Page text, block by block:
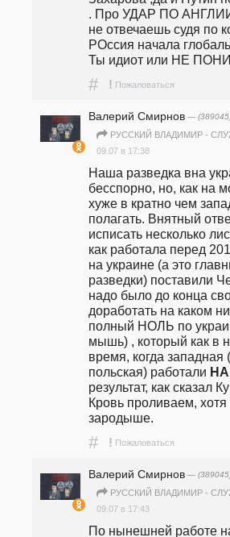
. Про УДАР ПО
не отвечаешь судя по
РОссия начала
Ты идиот или НЕ
# ! Пожаловаться
Валерий Смирнов —
РУССКИЙ ВЛАДИМИР -
09.07 в 17:38
Наша разведка вна
бесспорно, но, как на
хуже в кратно чем
полагать. Внятный
исписать несколько
как работала перед
на украине (а это
разведки) поставили
надо было до конца
доработать на каком
полный НОЛЬ по
мышь) , который как в
время, когда
польская) работали
результат, как сказал
Кровь проливаем, хотя
зародыше.
# ! Пожаловаться
Валерий Смирнов —
РУССКИЙ ВЛАДИМИР -
09.07 в 17:43